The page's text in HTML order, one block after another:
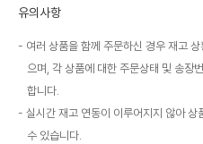
유의사항
여러 상품을 함께 주문하신 경우 재고
으며, 각 상품에 대한 주문상태 및 송장
합니다.
실시간 재고 연동이 이루어지지 않아 상
수 있습니다.